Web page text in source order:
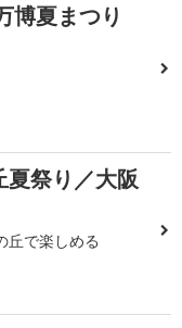
博夏まつり
夏祭り／大阪
丘で楽しめる